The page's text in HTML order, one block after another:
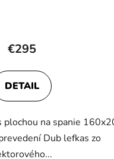
€295
DETAIL
plochou na spanie
Dub lefkas zo